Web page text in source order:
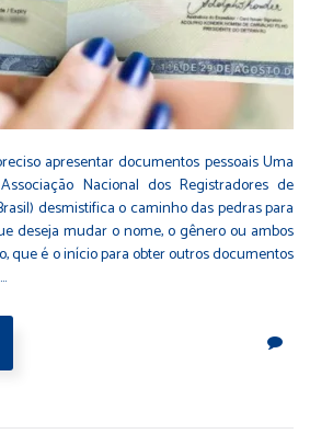
apresentar documentos pessoais Uma
Nacional dos Registradores de
desmistifica o caminho das pedras para
deseja mudar o nome, o gênero ou ambos
que é o início para obter outros documentos